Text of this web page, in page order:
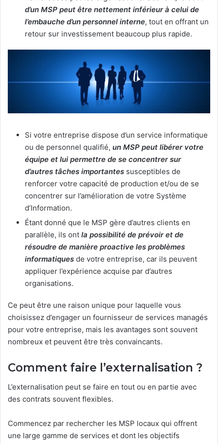
d’un MSP peut être nettement inférieur à celui de
l’embauche d’un personnel interne, tout en offrant un
retour sur investissement beaucoup plus rapide.
Si votre entreprise dispose d’un service informatique
ou de personnel qualifié, un MSP peut libérer votre
équipe et lui permettre de se concentrer sur
d’autres tâches importantes susceptibles de
renforcer votre capacité de production et/ou de se
concentrer sur l’amélioration de votre Système
d’Information.
Étant donné que le MSP gère d’autres clients en
parallèle, ils ont la possibilité de prévoir et de
résoudre de manière proactive les problèmes
informatiques de votre entreprise, car ils peuvent
appliquer l’expérience acquise par d’autres
organisations.
Ce peut être une raison unique pour laquelle vous
choisissez d’engager un fournisseur de services managés
pour votre entreprise, mais les avantages sont souvent
nombreux et peuvent être très convaincants.
Comment faire l’externalisation ?
L’externalisation peut se faire en tout ou en partie avec
des contrats souvent flexibles.
Commencez par rechercher les MSP locaux qui offrent
une large gamme de services et dont les objectifs